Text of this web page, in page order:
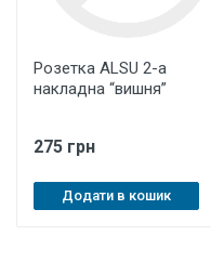
Розетка ALSU 2-а
накладна “вишня”
275 грн
Додати в кошик